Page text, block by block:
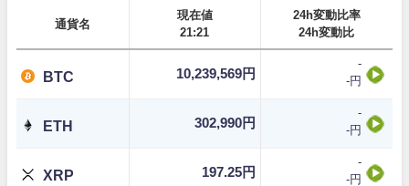
通貨名
現在値
21:21
24h変動比率
24h変動比
BTC 10,239,569円
-
-円
ETH 302,990円
-
-円
XRP 197.25円
-
-円